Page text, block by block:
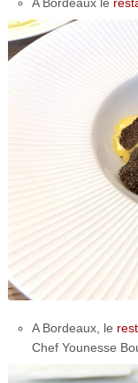
A Bordeaux, le
Chef Younesse